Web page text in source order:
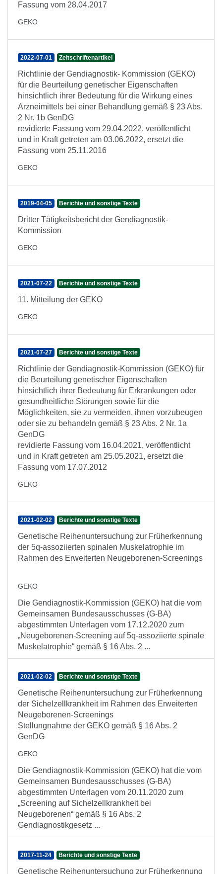
Fassung vom 28.04.2017
GEKO
2022-07-01 Zeitschriftenartikel
Richtlinie der Gendiagnostik- Kommission (GEKO)
für die Beurteilung genetischer Eigenschaften
hinsichtlich ihrer Bedeutung für die Wirkung eines
Arzneimittels bei einer Behandlung gemäß § 23 Abs.
2 Nr. 1b GenDG
revidierte Fassung vom 29.04.2022, veröffentlicht
und in Kraft getreten am 03.06.2022, ersetzt die
Fassung vom 25.11.2016
GEKO
2019-04-05 Berichte und sonstige Texte
Dritter Tätigkeitsbericht der Gendiagnostik-
Kommission
GEKO
2021-07-22 Berichte und sonstige Texte
11. Mitteilung der GEKO
GEKO
2021-07-27 Berichte und sonstige Texte
Richtlinie der Gendiagnostik-Kommission (GEKO) für
die Beurteilung genetischer Eigenschaften
hinsichtlich ihrer Bedeutung für Erkrankungen oder
gesundheitliche Störungen sowie für die
Möglichkeiten, sie zu vermeiden, ihnen vorzubeugen
oder sie zu behandeln gemäß § 23 Abs. 2 Nr. 1a
GenDG
revidierte Fassung vom 16.04.2021, veröffentlicht
und in Kraft getreten am 25.05.2021, ersetzt die
Fassung vom 17.07.2012
GEKO
2021-02-02 Berichte und sonstige Texte
Genetische Reihenuntersuchung zur Früherkennung
der 5q-assoziierten spinalen Muskelatrophie im
Rahmen des Erweiterten Neugeborenen-Screenings
GEKO
Die Gendiagnostik-Kommission (GEKO) hat die vom
Gemeinsamen Bundesausschusses (G-BA)
abgestimmten Unterlagen vom 17.12.2020 zum
„Neugeborenen-Screening auf 5q-assoziierte spinale
Muskelatrophie“ gemäß § 16 Abs. 2 ...
2021-02-02 Berichte und sonstige Texte
Genetische Reihenuntersuchung zur Früherkennung
der Sichelzellkrankheit im Rahmen des Erweiterten
Neugeborenen-Screenings
Stellungnahme der GEKO gemäß § 16 Abs. 2
GenDG
GEKO
Die Gendiagnostik-Kommission (GEKO) hat die vom
Gemeinsamen Bundesausschusses (G-BA)
abgestimmten Unterlagen vom 20.11.2020 zum
„Screening auf Sichelzellkrankheit bei
Neugeborenen“ gemäß § 16 Abs. 2
Gendiagnostikgesetz ...
2017-11-24 Berichte und sonstige Texte
Genetische Reihenuntersuchung zur Früherkennung